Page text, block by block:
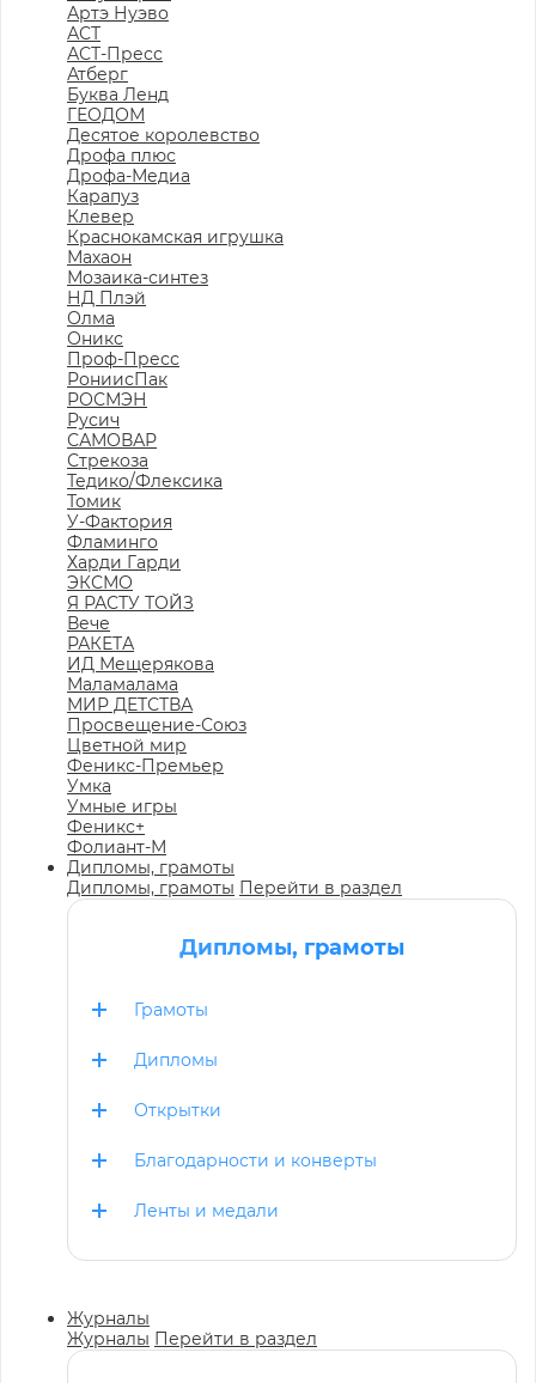
Артэ Нуэво
АСТ
АСТ-Пресс
Атберг
Буква Ленд
ГЕОДОМ
Десятое королевство
Дрофа плюс
Дрофа-Медиа
Карапуз
Клевер
Краснокамская игрушка
Махаон
Мозаика-синтез
НД Плэй
Олма
Оникс
Проф-Пресс
РониисПак
РОСМЭН
Русич
САМОВАР
Стрекоза
Тедико/Флексика
Томик
У-Фактория
Фламинго
Харди Гарди
ЭКСМО
Я РАСТУ ТОЙЗ
Вече
РАКЕТА
ИД Мещерякова
Маламалама
МИР ДЕТСТВА
Просвещение-Союз
Цветной мир
Феникс-Премьер
Умка
Умные игры
Феникс+
Фолиант-М
Дипломы, грамоты
Дипломы, грамоты Перейти в раздел
Дипломы, грамоты
Грамоты
Дипломы
Открытки
Благодарности и конверты
Ленты и медали
Журналы
Журналы Перейти в раздел